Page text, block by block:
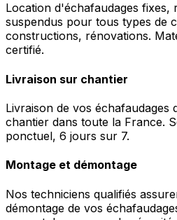
Location d'échafaudages fixes,
suspendus pour tous types de
constructions, rénovations.
certifié.
Livraison sur chantier
Livraison de vos échafaudages
chantier dans toute la France.
ponctuel, 6 jours sur 7.
Montage et démontage
Nos techniciens qualifiés
démontage de vos